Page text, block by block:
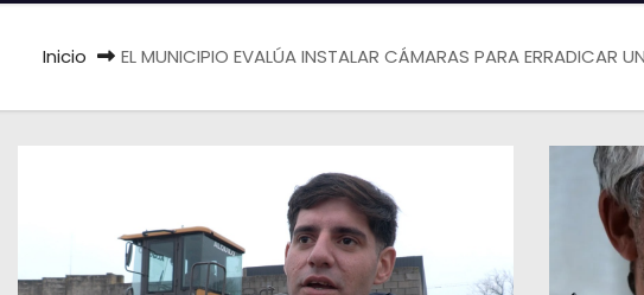
Inicio EL MUNICIPIO EVALÚA INSTALAR CÁMARAS PARA ERRADICAR